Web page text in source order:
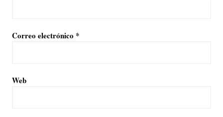
Correo electrónico *
Web